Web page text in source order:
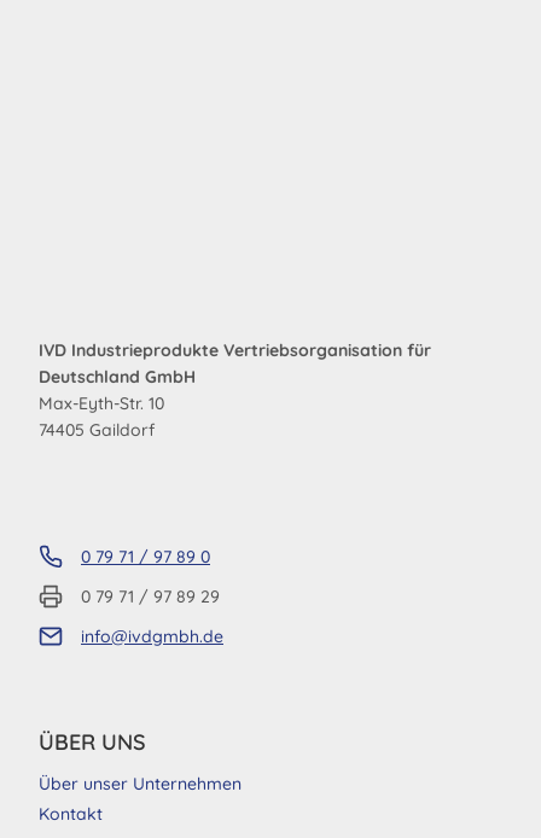
IVD Industrieprodukte Vertriebsorganisation für
Deutschland GmbH
Max-Eyth-Str. 10
74405 Gaildorf
0 79 71 / 97 89 0
0 79 71 / 97 89 29
info@ivdgmbh.de
ÜBER UNS
Über unser Unternehmen
Kontakt